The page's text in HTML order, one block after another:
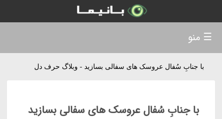
با جنابِ سُفال عروسک های سفالی بسازید - وبلاگ حرف دل
با جنابِ سُفال عروسک های سفالی بسازید
☰ منو